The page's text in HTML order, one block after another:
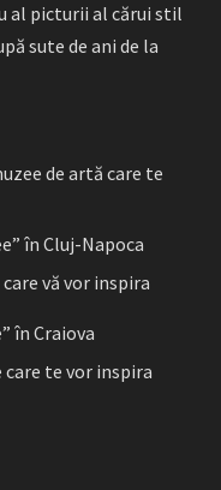
al picturii al cărui stil
sute de ani de la
de artă care te
în Cluj-Napoca
vă vor inspira
în Craiova
care te vor inspira